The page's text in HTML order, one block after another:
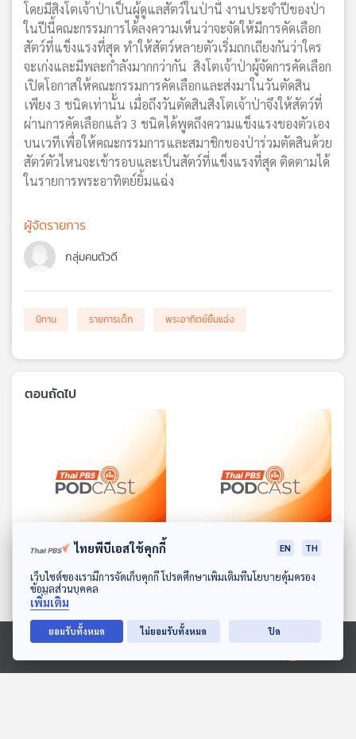
เครือ
ข่าย
วิทยุ
ไทย
เอส
วิทยุ
เครือ
ข่าย
ดาวน์โหลด Thai PBS Podcast Application
Ⓒ 2020 องค์การกระจายเสียงและแพร่ภาพสาธารณะแห่งประเทศไทย
โดยมีสิงโตเจ้าป่าเป็นผู้ดูแลสัตว์ในป่านี้ งานประจำปีของป่า
ในปีนี้คณะกรรมการได้ลงความเห็นว่าจะจัดให้มีการคัดเลือก
สัตว์ที่แข็งแรงที่สุด ทำให้สัตว์หลายตัวเริ่มถกเถียงกันว่าใคร
จะเก่งและมีพละกำลังมากกว่ากัน สิงโตเจ้าป่าผู้จัดการคัดเลือก
เปิดโอกาสให้คณะกรรมการคัดเลือกและส่งมาในวันตัดสิน
เพียง 3 ชนิดเท่านั้น เมื่อถึงวันตัดสินสิงโตเจ้าป่าจึงให้สัตว์ที่
ผ่านการคัดเลือกแล้ว 3 ชนิดได้พูดถึงความแข็งแรงของตัวเอง
บนเวทีเพื่อให้คณะกรรมการและสมาชิกของป่าร่วมตัดสินด้วย
สัตว์ตัวไหนจะเข้ารอบและเป็นสัตว์ที่แข็งแรงที่สุด ติดตามได้
ในรายการพระอาทิตย์ยิ้มแฉ่ง
ผู้จัดรายการ
กลุ่มคนตัวดี
นิทาน รายการเด็ก พระอาทิตย์ยิ้มแฉ่ง
ตอนถัดไป
EP. 1611: แพนด้า...เป็นหวัด
พระอาทิตย์ยิ้มแฉ่ง
EP. 1612: ลิงจ๋อไม่ได้ตั้งใจ
ไทยพีบีเอสใช้คุกกี้ EN TH
เว็บไซต์ของเรามีการจัดเก็บคุกกี้ โปรดศึกษาเพิ่มเติมที่นโยบายคุ้มครอง
ข้อมูลส่วนบุคคล
เพิ่มเติม
ยอมรับทั้งหมด ไม่ยอมรับทั้งหมด ปิด